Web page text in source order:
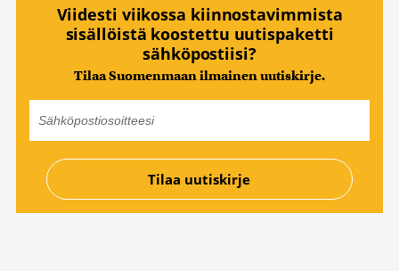
Viidesti viikossa kiinnostavimmista
sisällöistä koostettu uutispaketti
sähköpostiisi?
Tilaa Suomenmaan ilmainen uutiskirje.